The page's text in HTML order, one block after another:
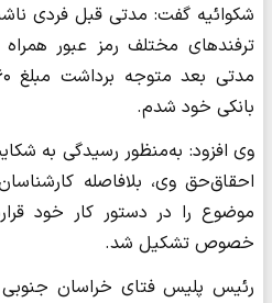
شکوائیه گفت: مدتی قبل فردی
ترفند‌های مختلف رمز عبور
بانکی خود شدم.
وی افزود: به‌منظور رسیدگی به
احقاق‌حق وی، بلافاصله
موضوع را در دستور کار خود
خصوص تشکیل شد.
رئیس پلیس فتای خراسان جنوبی